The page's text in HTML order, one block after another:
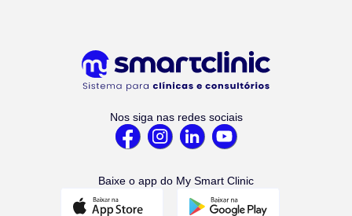
Nos siga nas redes sociais
Baixe o app do My Smart Clinic